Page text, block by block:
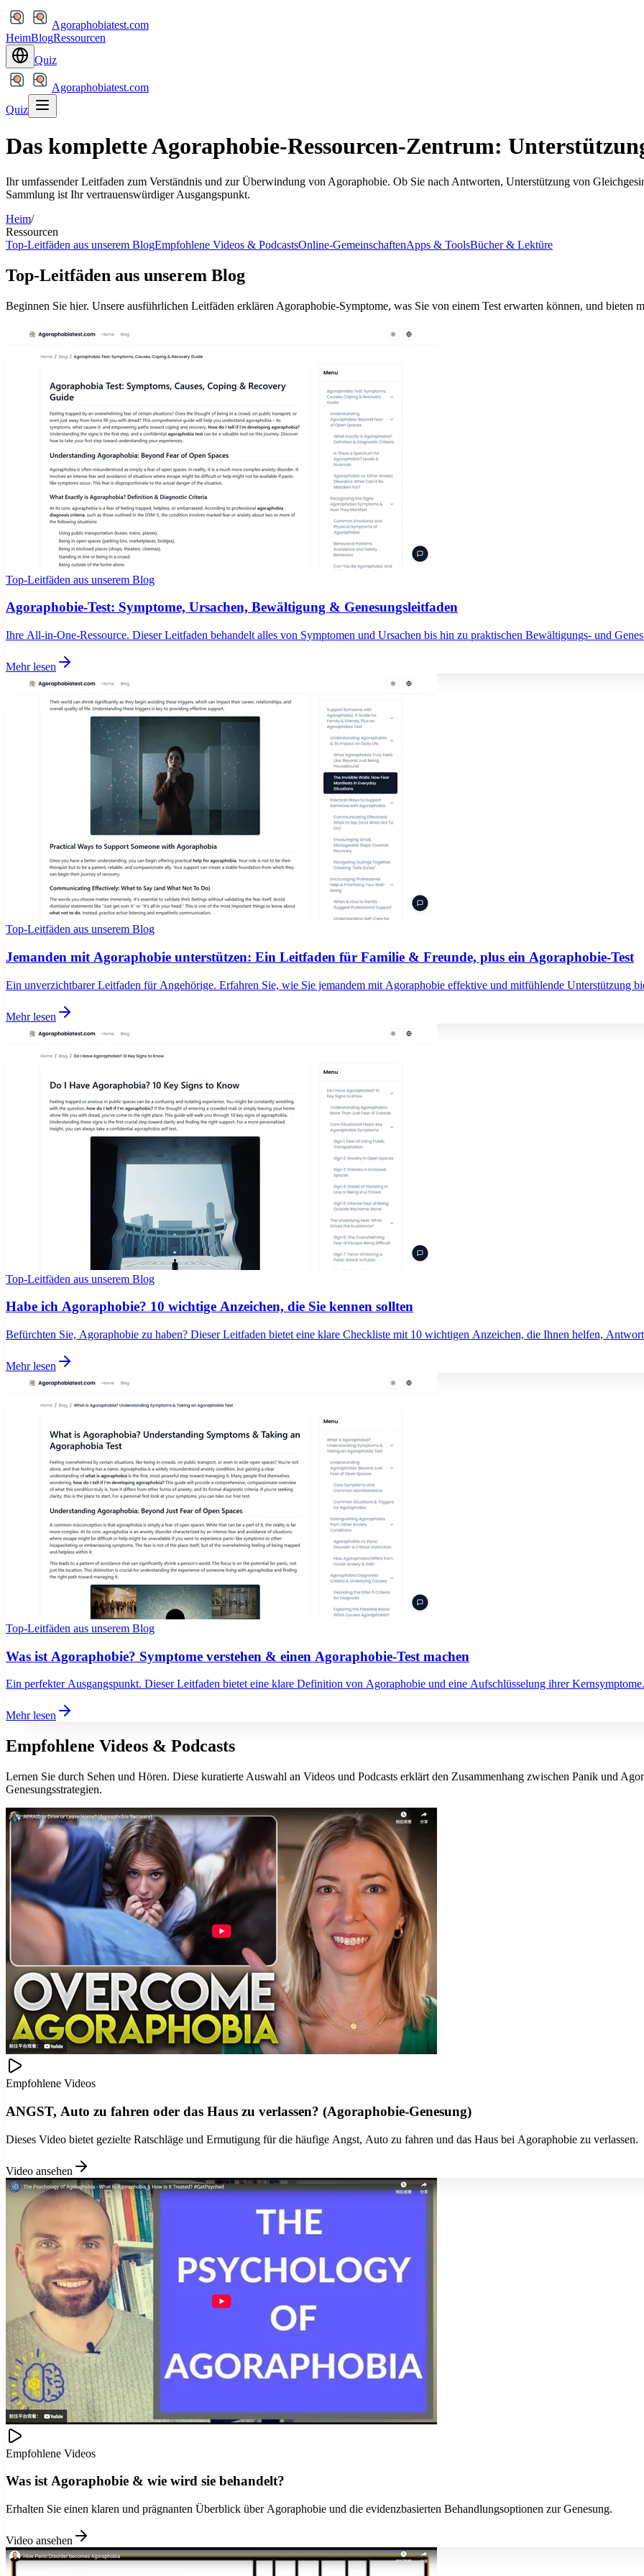
Agoraphobiatest.com
HeimBlogRessourcen
Quiz
Agoraphobiatest.com
Quiz
Das komplette Agoraphobie-Ressourcen-Zentrum:
Ihr umfassender Leitfaden zum Verständnis und zur Überwindung von Agoraphobie. Ob Sie nach Antworten, Unterstützung von
Sammlung ist Ihr vertrauenswürdiger Ausgangspunkt.
Heim/
Ressourcen
Top-Leitfäden aus unserem BlogEmpfohlene Videos & PodcastsOnline-GemeinschaftenApps & ToolsBücher & Lektüre
Top-Leitfäden aus unserem Blog
Beginnen Sie hier. Unsere ausführlichen Leitfäden erklären Agoraphobie-Symptome, was Sie von einem Test erwarten können, und bieten
Top-Leitfäden aus unserem Blog
Agoraphobie-Test: Symptome, Ursachen, Bewältigung & Genesungsleitfaden
Ihre All-in-One-Ressource. Dieser Leitfaden behandelt alles von Symptomen und Ursachen bis hin zu praktischen Bewältigungs- und
Mehr lesen
Top-Leitfäden aus unserem Blog
Jemanden mit Agoraphobie unterstützen: Ein Leitfaden für Familie & Freunde, plus ein Agoraphobie-Test
Ein unverzichtbarer Leitfaden für Angehörige. Erfahren Sie, wie Sie jemandem mit Agoraphobie effektive und mitfühlende Unterstützung
Mehr lesen
Top-Leitfäden aus unserem Blog
Habe ich Agoraphobie? 10 wichtige Anzeichen, die Sie kennen sollten
Befürchten Sie, Agoraphobie zu haben? Dieser Leitfaden bietet eine klare Checkliste mit 10 wichtigen Anzeichen, die Ihnen helfen,
Mehr lesen
Top-Leitfäden aus unserem Blog
Was ist Agoraphobie? Symptome verstehen & einen Agoraphobie-Test machen
Ein perfekter Ausgangspunkt. Dieser Leitfaden bietet eine klare Definition von Agoraphobie und eine Aufschlüsselung ihrer Kernsymptome.
Mehr lesen
Empfohlene Videos & Podcasts
Lernen Sie durch Sehen und Hören. Diese kuratierte Auswahl an Videos und Podcasts erklärt den Zusammenhang zwischen Panik und
Genesungsstrategien.
Empfohlene Videos
ANGST, Auto zu fahren oder das Haus zu verlassen? (Agoraphobie-Genesung)
Dieses Video bietet gezielte Ratschläge und Ermutigung für die häufige Angst, Auto zu fahren und das Haus bei Agoraphobie zu verlassen.
Video ansehen
Empfohlene Videos
Was ist Agoraphobie & wie wird sie behandelt?
Erhalten Sie einen klaren und prägnanten Überblick über Agoraphobie und die evidenzbasierten Behandlungsoptionen zur Genesung.
Video ansehen